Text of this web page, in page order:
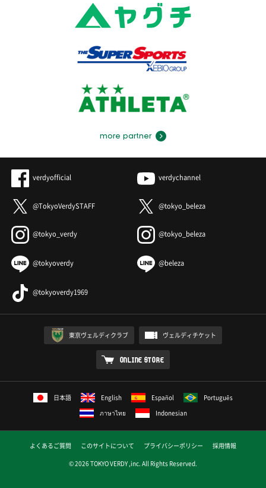
more partner
verdyofficial verdychannel
@TokyoVerdySTAFF @tokyo_beleza
@tokyo_verdy @tokyo_beleza
@tokyoverdy @beleza
@tokyoverdy1969
東京ヴェルディクラブ ヴェルディチケット
ONLINE STORE
日本語 English Español
Português
ภาษาไทย
Indonesian
よくあるご質問 このサイトについて プライバシーポリシー
採用情報
© 2026 TOKYO VERDY ,inc. All Rights Reserved.